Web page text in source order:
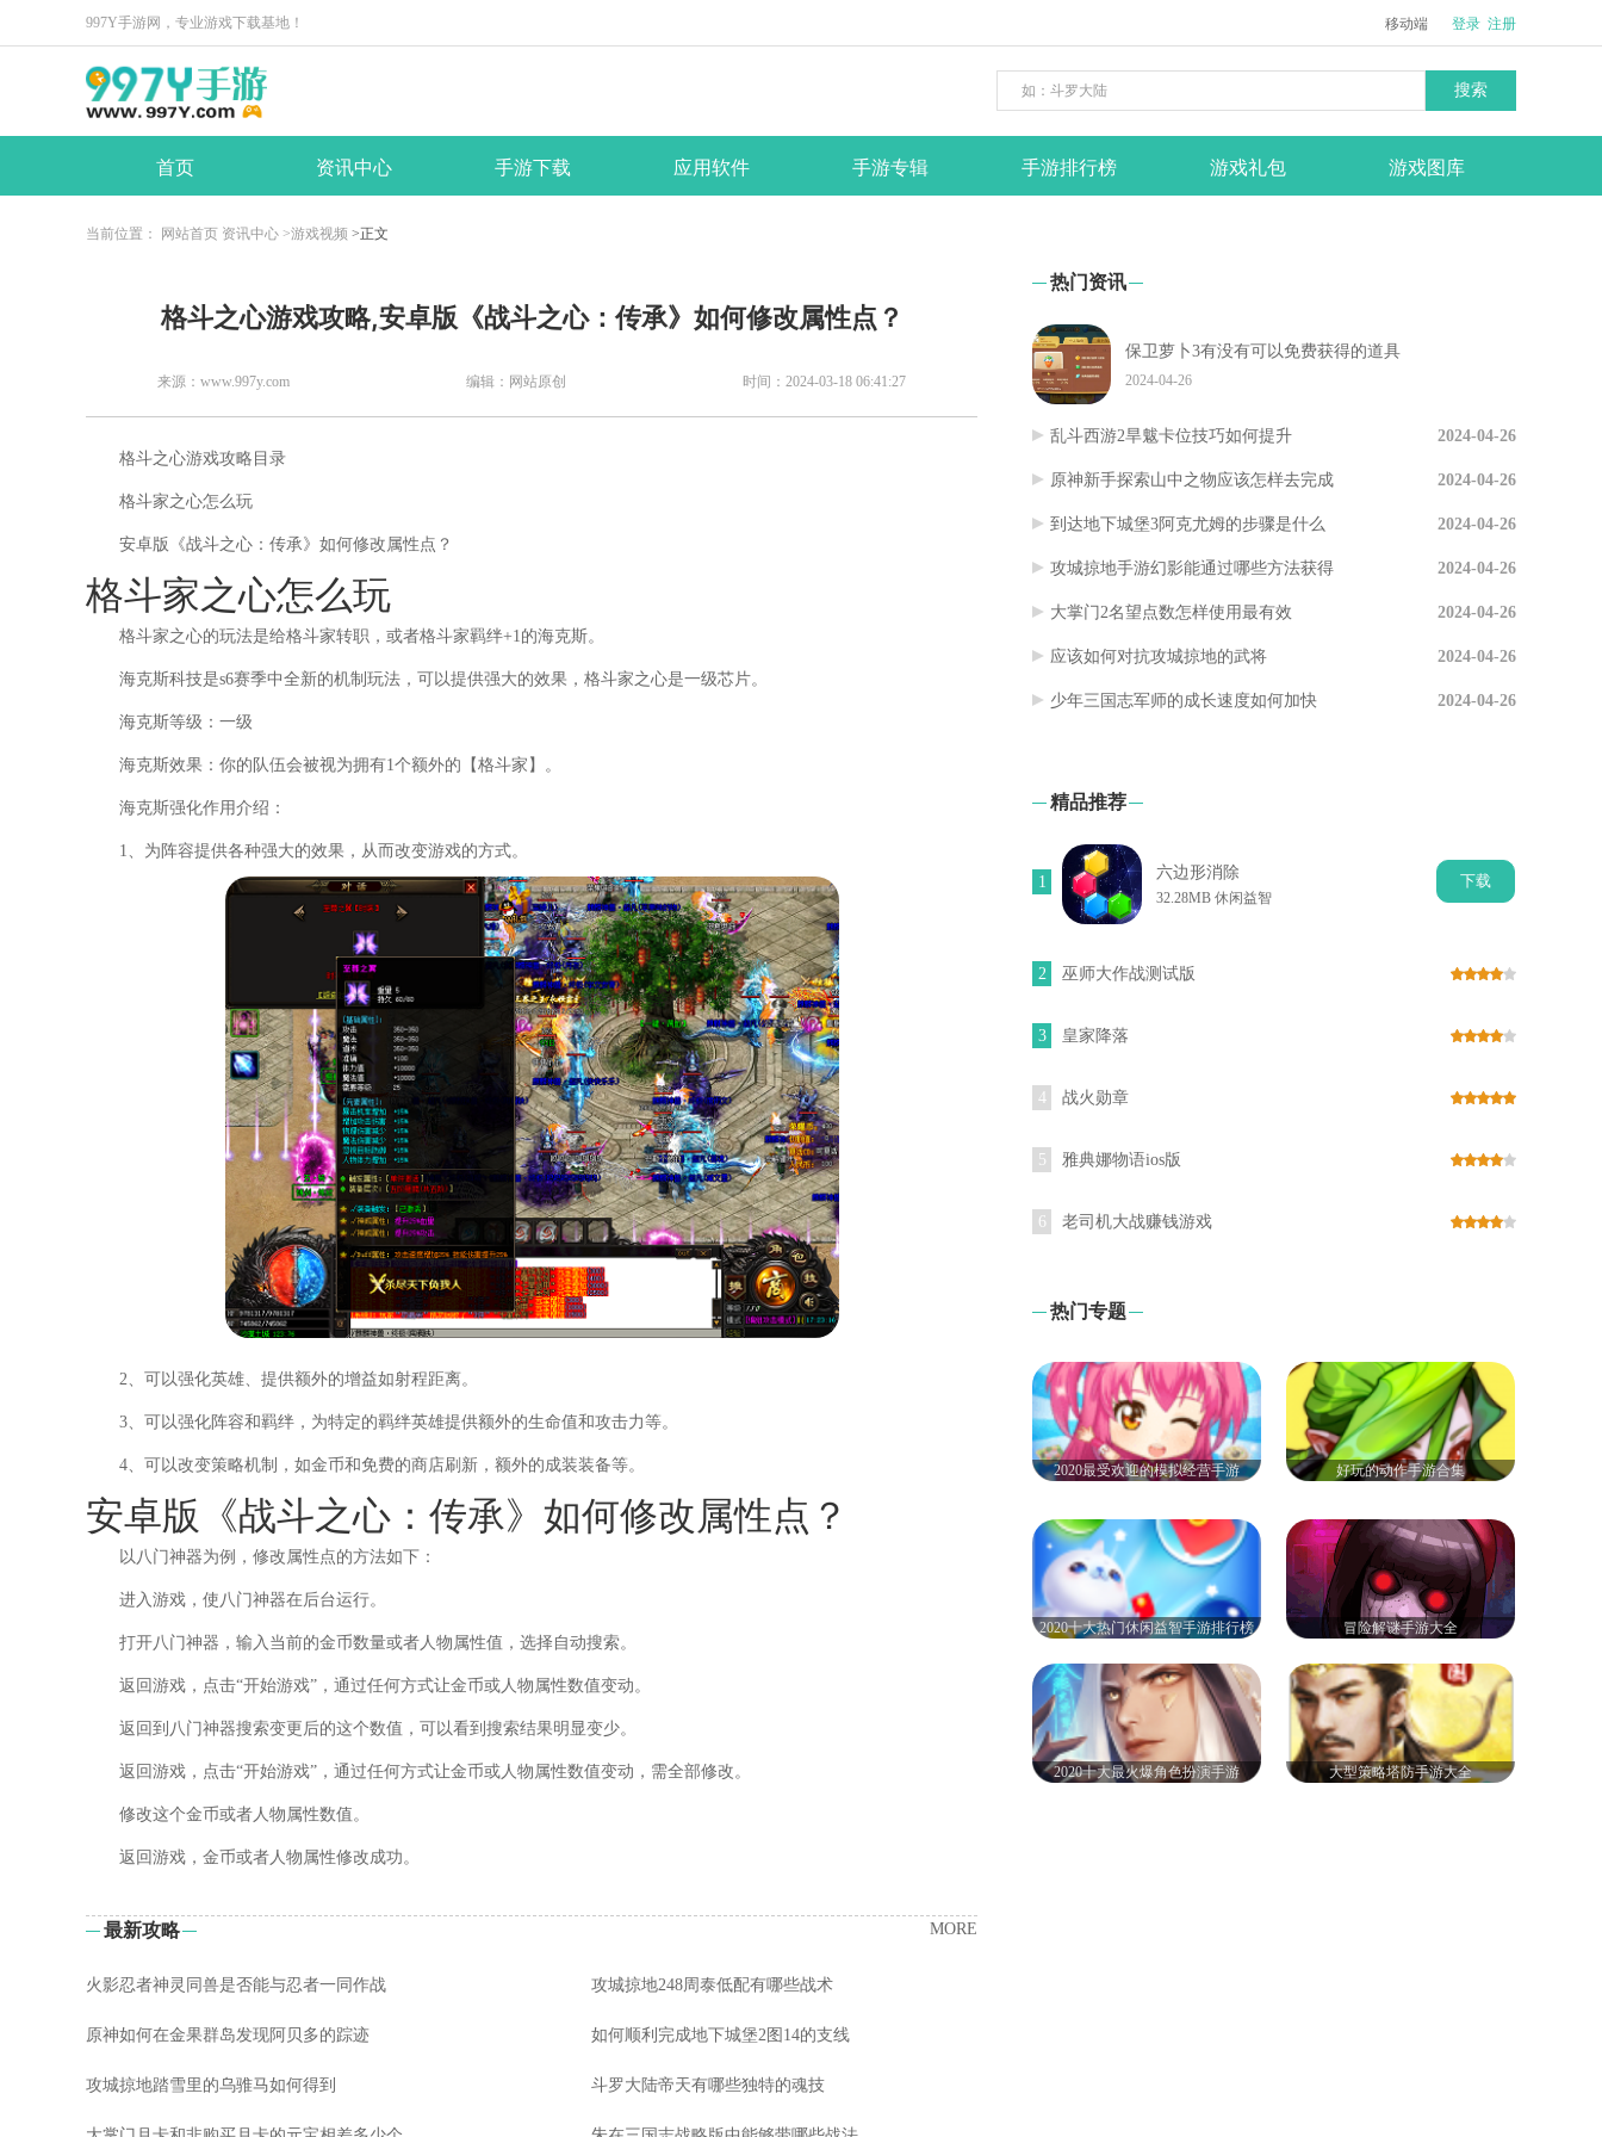
997Y手游网，专业游戏下载基地！ 移动端 登录 注册
搜索
首页 资讯中心 手游下载 应用软件 手游专辑 手游排行榜 游戏礼包 游戏图库
当前位置： 网站首页 资讯中心 >游戏视频 >正文
​格斗之心游戏攻略,安卓版《战斗之心：传承》如何修改属性点？
来源：www.997y.com 编辑：网站原创 时间：2024-03-18 06:41:27
格斗之心游戏攻略目录
格斗家之心怎么玩
安卓版《战斗之心：传承》如何修改属性点？
格斗家之心怎么玩
格斗家之心的玩法是给格斗家转职，或者格斗家羁绊+1的海克斯。
海克斯科技是s6赛季中全新的机制玩法，可以提供强大的效果，格斗家之心是一级芯片。
海克斯等级：一级
海克斯效果：你的队伍会被视为拥有1个额外的【格斗家】。
海克斯强化作用介绍：
1、为阵容提供各种强大的效果，从而改变游戏的方式。
2、可以强化英雄、提供额外的增益如射程距离。
3、可以强化阵容和羁绊，为特定的羁绊英雄提供额外的生命值和攻击力等。
4、可以改变策略机制，如金币和免费的商店刷新，额外的成装装备等。
安卓版《战斗之心：传承》如何修改属性点？
以八门神器为例，修改属性点的方法如下：
进入游戏，使八门神器在后台运行。
打开八门神器，输入当前的金币数量或者人物属性值，选择自动搜索。
返回游戏，点击“开始游戏”，通过任何方式让金币或人物属性数值变动。
返回到八门神器搜索变更后的这个数值，可以看到搜索结果明显变少。
返回游戏，点击“开始游戏”，通过任何方式让金币或人物属性数值变动，需全部修改。
修改这个金币或者人物属性数值。
返回游戏，金币或者人物属性修改成功。
最新攻略 MORE
火影忍者神灵同兽是否能与忍者一同作战 攻城掠地248周泰低配有哪些战术
原神如何在金果群岛发现阿贝多的踪迹 如何顺利完成地下城堡2图14的支线
攻城掠地踏雪里的乌骓马如何得到 斗罗大陆帝天有哪些独特的魂技
热门资讯
保卫萝卜3有没有可以免费获得的道具
2024-04-26
乱斗西游2旱魃卡位技巧如何提升 2024-04-26
原神新手探索山中之物应该怎样去完成 2024-04-26
到达地下城堡3阿克尤姆的步骤是什么 2024-04-26
攻城掠地手游幻影能通过哪些方法获得 2024-04-26
大掌门2名望点数怎样使用最有效 2024-04-26
应该如何对抗攻城掠地的武将 2024-04-26
少年三国志军师的成长速度如何加快 2024-04-26
精品推荐
1
六边形消除
32.28MB 休闲益智
下载
2 巫师大作战测试版
3 皇家降落
4 战火勋章
5 雅典娜物语ios版
6 老司机大战赚钱游戏
热门专题
2020最受欢迎的模拟经营手游 好玩的动作手游合集
2020十大热门休闲益智手游排行榜 冒险解谜手游大全
2020十大最火爆角色扮演手游 大型策略塔防手游大全